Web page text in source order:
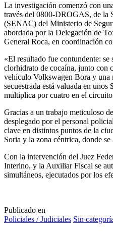
La investigación comenzó con
través del 0800-DROGAS, de la
(SENAC) del Ministerio de
abordada por la Delegación de
General Roca, en coordinación
«El resultado fue contundente: se
clorhidrato de cocaína, junto con
vehículo Volkswagen Bora y
secuestrada está valuada en
multiplica por cuatro en el
Gracias a un trabajo meticuloso
desplegado por el personal
clave en distintos puntos de la
Soria y la zona céntrica, donde se
Con la intervención del Juez
Interino, y la Auxiliar Fiscal se
simultáneos, ejecutados por los
Publicado en
Policiales / Judiciales Sin